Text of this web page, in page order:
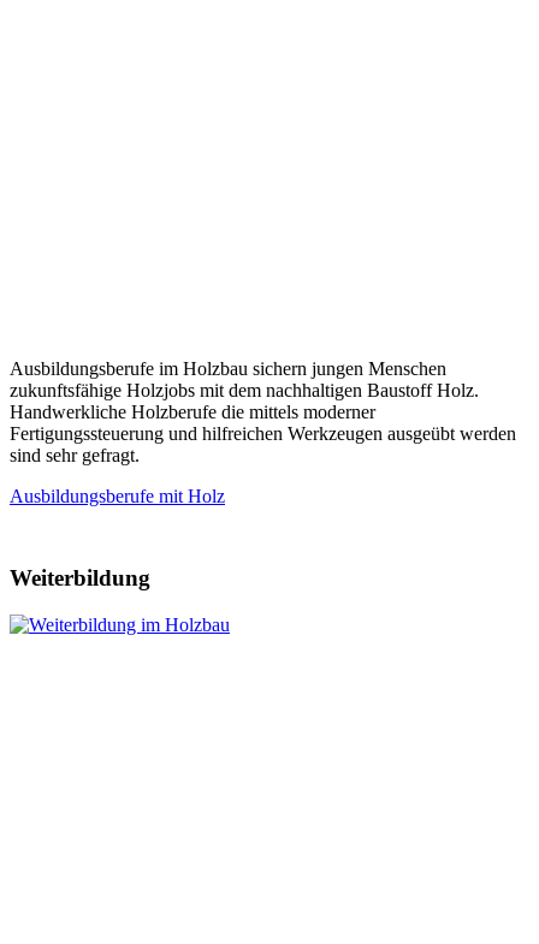
Ausbildungsberufe im Holzbau sichern jungen Menschen
zukunftsfähige Holzjobs mit dem nachhaltigen Baustoff Holz.
Handwerkliche Holzberufe die mittels moderner
Fertigungssteuerung und hilfreichen Werkzeugen ausgeübt werden
sind sehr gefragt.
Ausbildungsberufe mit Holz
Weiterbildung